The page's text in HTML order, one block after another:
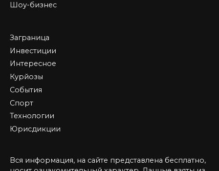
Шоу-бизнес
Заграница
Инвестиции
Интересное
Курйозы
События
Спорт
Технологии
Юрисдикции
Вся информация, на сайте представлена бесплатно,